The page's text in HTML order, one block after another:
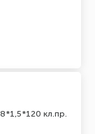
кл.пр.